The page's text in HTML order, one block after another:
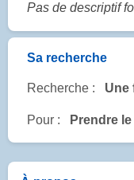
Pas de descriptif
Sa recherche
Recherche : Une
Pour : Prendre